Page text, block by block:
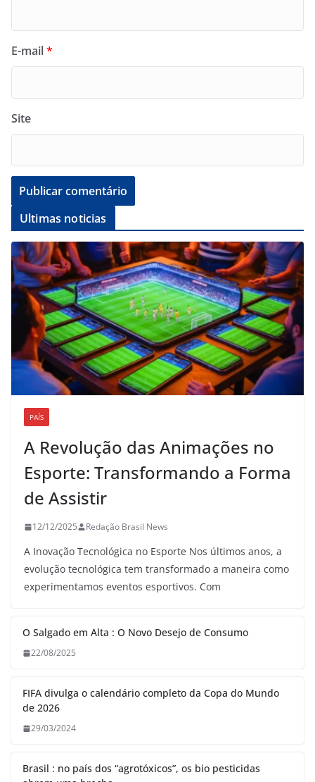
E-mail*
Site
Ultimas noticias
PAÍS
A Revolução das Animações no
Esporte: Transformando a Forma
de Assistir
12/12/2025 Redação Brasil News
A Inovação Tecnológica no Esporte Nos últimos anos, a
evolução tecnológica tem transformado a maneira como
experimentamos eventos esportivos. Com
O Salgado em Alta : O Novo Desejo de Consumo
22/08/2025
FIFA divulga o calendário completo da Copa do Mundo
de 2026
29/03/2024
Brasil : no país dos “agrotóxicos”, os bio pesticidas